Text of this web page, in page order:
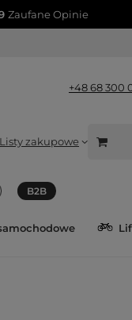
Zaufane Opinie
+48 68 300
Listy zakupowe
B2B